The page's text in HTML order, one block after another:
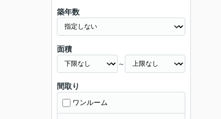
築年数
面積
～
間取り
ワンルーム